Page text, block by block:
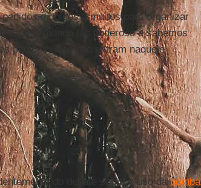
dirigidos a muitos para organizar
àquele mundo tão poderoso e sabemos
pedidos, eles não entram naquele
do debate sobre o uso dabomba